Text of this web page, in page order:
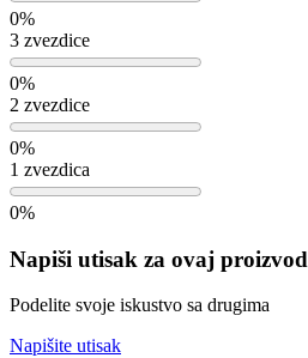
0%
3 zvezdice
0%
2 zvezdice
0%
1 zvezdica
0%
Napiši utisak za ovaj proizvod
Podelite svoje iskustvo sa drugima
Napišite utisak